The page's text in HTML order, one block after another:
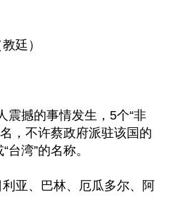
廷）
震撼的事情发生，5个“非
，不许蔡政府派驻该国的
台湾”的名称。
亚、巴林、厄瓜多尔、阿